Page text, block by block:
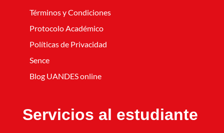
Términos y Condiciones
Protocolo Académico
Políticas de Privacidad
Sence
Blog UANDES online
Servicios al estudiante